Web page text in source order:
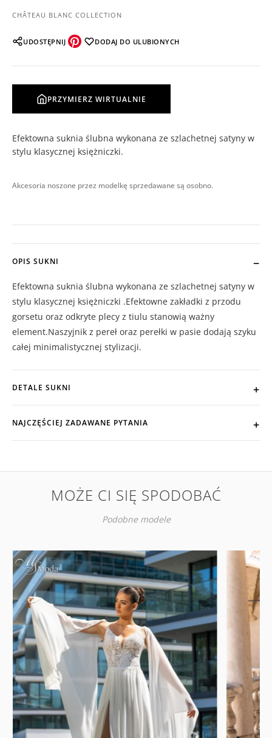
CHÂTEAU BLANC COLLECTION
UDOSTĘPNIJ DODAJ DO ULUBIONYCH
PRZYMIERZ WIRTUALNIE
Efektowna suknia ślubna wykonana ze szlachetnej satyny w
stylu klasycznej księżniczki.
Akcesoria noszone przez modelkę sprzedawane są osobno.
OPIS SUKNI
Efektowna suknia ślubna wykonana ze szlachetnej satyny w
stylu klasycznej księżniczki .Efektowne zakładki z przodu
gorsetu oraz odkryte plecy z tiulu stanowią ważny
element.Naszyjnik z pereł oraz perełki w pasie dodają szyku
całej minimalistycznej stylizacji.
DETALE SUKNI
NAJCZĘŚCIEJ ZADAWANE PYTANIA
MOŻE CI SIĘ SPODOBAĆ
Podobne modele